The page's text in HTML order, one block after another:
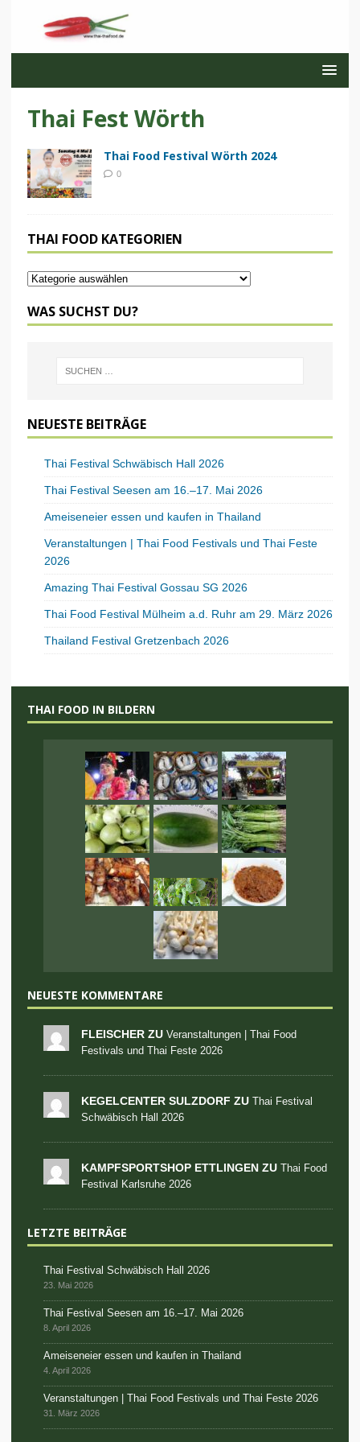
Thai Fest Wörth
Thai Food Festival Wörth 2024
0
THAI FOOD KATEGORIEN
WAS SUCHST DU?
NEUESTE BEITRÄGE
Thai Festival Schwäbisch Hall 2026
Thai Festival Seesen am 16.–17. Mai 2026
Ameiseneier essen und kaufen in Thailand
Veranstaltungen | Thai Food Festivals und Thai Feste
2026
Amazing Thai Festival Gossau SG 2026
Thai Food Festival Mülheim a.d. Ruhr am 29. März 2026
Thailand Festival Gretzenbach 2026
THAI FOOD IN BILDERN
NEUESTE KOMMENTARE
FLEISCHER ZU Veranstaltungen | Thai Food
Festivals und Thai Feste 2026
KEGELCENTER SULZDORF ZU Thai Festival
Schwäbisch Hall 2026
KAMPFSPORTSHOP ETTLINGEN ZU Thai Food
Festival Karlsruhe 2026
LETZTE BEITRÄGE
Thai Festival Schwäbisch Hall 2026
23. Mai 2026
Thai Festival Seesen am 16.–17. Mai 2026
8. April 2026
Ameiseneier essen und kaufen in Thailand
4. April 2026
Veranstaltungen | Thai Food Festivals und Thai Feste 2026
31. März 2026